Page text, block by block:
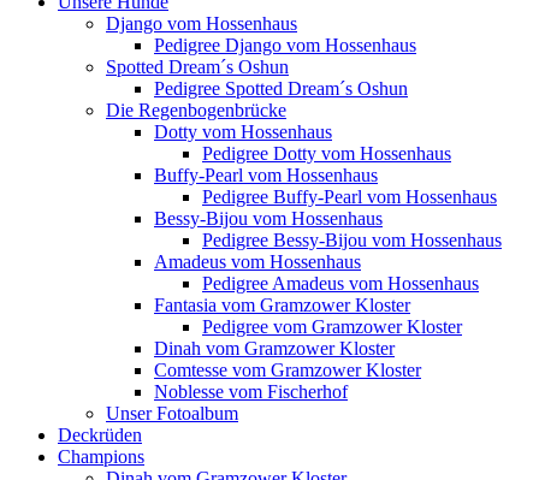
Django vom Hossenhaus
Pedigree Django vom Hossenhaus
Spotted Dream´s Oshun
Pedigree Spotted Dream´s Oshun
Die Regenbogenbrücke
Dotty vom Hossenhaus
Pedigree Dotty vom Hossenhaus
Buffy-Pearl vom Hossenhaus
Pedigree Buffy-Pearl vom Hossenhaus
Bessy-Bijou vom Hossenhaus
Pedigree Bessy-Bijou vom Hossenhaus
Amadeus vom Hossenhaus
Pedigree Amadeus vom Hossenhaus
Fantasia vom Gramzower Kloster
Pedigree vom Gramzower Kloster
Dinah vom Gramzower Kloster
Comtesse vom Gramzower Kloster
Noblesse vom Fischerhof
Unser Fotoalbum
Deckrüden
Champions